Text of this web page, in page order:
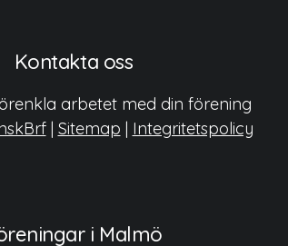
Kontakta oss
arbetet med din förening
| Sitemap | Integritetspolicy
i Malmö